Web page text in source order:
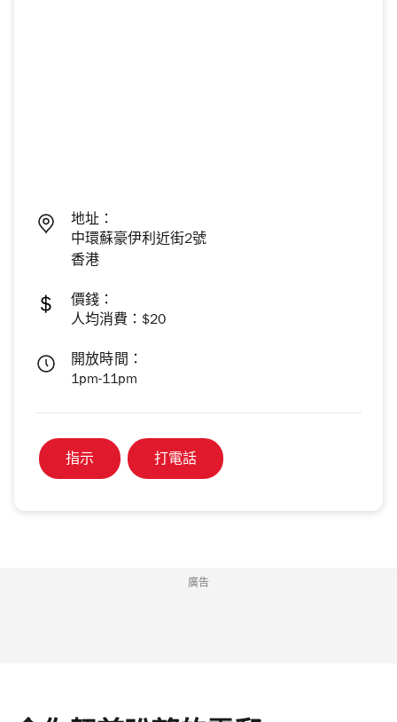
地址：
中環蘇豪伊利近街2號
香港
價錢：
人均消費：$20
開放時間：
1pm-11pm
指示 打電話
廣告